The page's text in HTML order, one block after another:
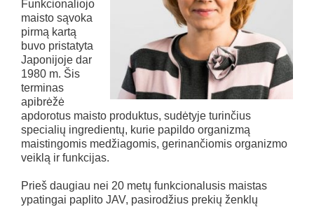
Funkcionaliojo
maisto sąvoka
pirmą kartą
buvo pristatyta
Japonijoje dar
1980 m. Šis
terminas
apibrėžė
apdorotus maisto produktus, sudėtyje turinčius
specialių ingredientų, kurie papildo organizmą
maistingomis medžiagomis, gerinančiomis organizmo
veiklą ir funkcijas.
Prieš daugiau nei 20 metų funkcionalusis maistas
ypatingai paplito JAV, pasirodžius prekių ženklų